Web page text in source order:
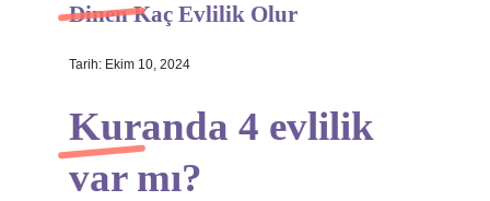
Hakkımızda
Dinen Kaç Evlilik Olur
Tarih: Ekim 10, 2024
Kuranda 4 evlilik
var mı?